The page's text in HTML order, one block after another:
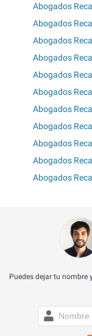
Abogados
Abogados
Abogados
Abogados
Abogados
Abogados
Abogados
Abogados
Abogados
Abogados
Abogados
Puedes dejar tu